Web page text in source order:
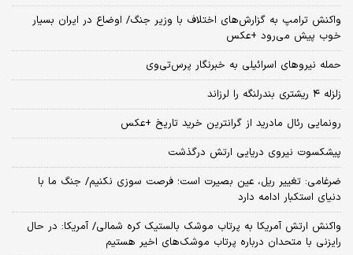
واکنش ترامپ به گزارش‌های اختلاف با وزیر جنگ/ اوضاع در ایران بسیار
خوب پیش می‌رود +عکس
حمله نیروهای اسرائیلی به خبرنگار پرس‌تی‌وی
زلزله ۴ ریشتری بندرلنگه را لرزاند
رونمایی رئال مادرید از گرانترین خرید تاریخ +عکس
پیشکسوت نیروی دریایی ارتش درگذشت
ضرغامی: تغییر ریل، عین بصیرت است؛ فرصت سوزی نکنیم/ جنگ ما با
دنیای استکبار ادامه دارد
واکنش ارتش آمریکا به پرتاب موشک بالستیک کره شمالی/ آمریکا: در حال
رایزنی با متحدان درباره پرتاب موشک‌های اخیر هستیم